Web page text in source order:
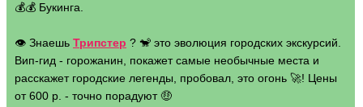
💰💰 Букинга.
👁 Знаешь Трипстер ? 🐒 это эволюция городских экскурсий.
Вип-гид - горожанин, покажет самые необычные места и
расскажет городские легенды, пробовал, это огонь 🚀! Цены
от 600 р. - точно порадуют 🤑